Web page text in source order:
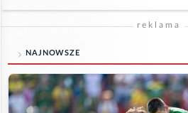
reklama
NAJNOWSZE